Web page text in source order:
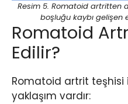
Resim 5. Romatoid artritten
boşluğu kaybı gelişen
Romatoid
Edilir?
Romatoid artrit teşhisi
yaklaşım vardır: